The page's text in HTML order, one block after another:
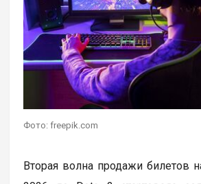
Фото: freepik.com
Вторая волна продажи билетов